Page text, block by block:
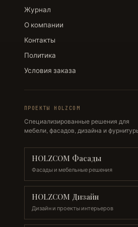
Журнал
О компании
Контакты
Политика
Условия заказа
ПРОЕКТЫ HOLZCOM
Специализированные решения для
мебели, фасадов, дизайна и
HOLZCOM Фасады
Фасады и мебельные решения
HOLZCOM Дизайн
Дизайн и проекты интерьеров